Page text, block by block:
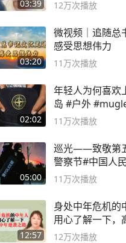
03:39 12万次播放
03:20
微视频｜追随总
感受思想伟力
11万次播放
02:02
年轻人为何喜欢
岛 #户外
球流氓
11万次播放
05:00
巡光——致敬第
警察节#中国人
音小助手
11万次播放
12:57
身处中年危机的
用心了解一下，
袭之路
12万次播放